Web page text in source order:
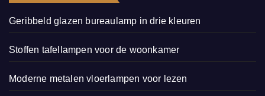
Geribbeld glazen bureaulamp in drie kleuren
Stoffen tafellampen voor de woonkamer
Moderne metalen vloerlampen voor lezen